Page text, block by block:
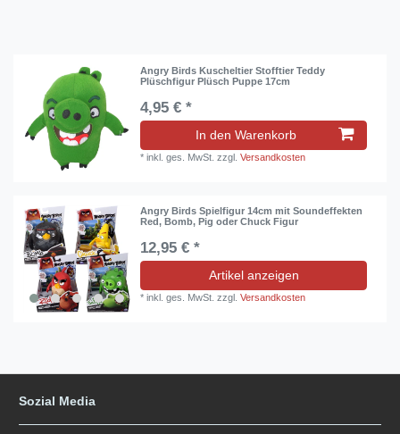
Angry Birds Kuscheltier Stofftier Teddy
Plüschfigur Plüsch Puppe 17cm
4,95 € *
In den Warenkorb
*inkl. ges. MwSt. zzgl.Versandkosten
Angry Birds Spielfigur 14cm mit Soundeffekten
Red, Bomb, Pig oder Chuck Figur
12,95 € *
Artikel anzeigen
*inkl. ges. MwSt. zzgl.Versandkosten
Sozial Media